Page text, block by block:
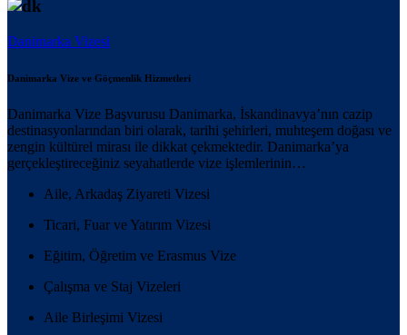
Danimarka Vizesi
Danimarka Vize ve Göçmenlik Hizmetleri
Danimarka Vize Başvurusu Danimarka, İskandinavya’nın cazip
destinasyonlarından biri olarak, tarihi şehirleri, muhteşem doğası ve
zengin kültürel mirası ile dikkat çekmektedir. Danimarka’ya
gerçekleştireceğiniz seyahatlerde vize işlemlerinin…
Aile, Arkadaş Ziyareti Vizesi
Ticari, Fuar ve Yatırım Vizesi
Eğitim, Öğretim ve Erasmus Vize
Çalışma ve Staj Vizeleri
Aile Birleşimi Vizesi